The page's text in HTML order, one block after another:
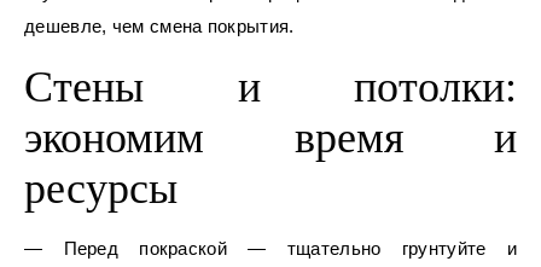
дешевле, чем смена покрытия.
Стены и потолки:
экономим время и
ресурсы
— Перед покраской — тщательно грунтуйте и